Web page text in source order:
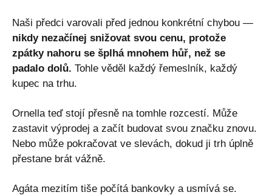
Naši předci varovali před jednou konkrétní chybou —
nikdy nezačínej snižovat svou cenu, protože
zpátky nahoru se šplhá mnohem hůř, než se
padalo dolů. Tohle věděl každý řemeslník, každý
kupec na trhu.
Ornella teď stojí přesně na tomhle rozcestí. Může
zastavit výprodej a začít budovat svou značku znovu.
Nebo může pokračovat ve slevách, dokud ji trh úplně
přestane brát vážně.
Agáta mezitím tiše počítá bankovky a usmívá se.